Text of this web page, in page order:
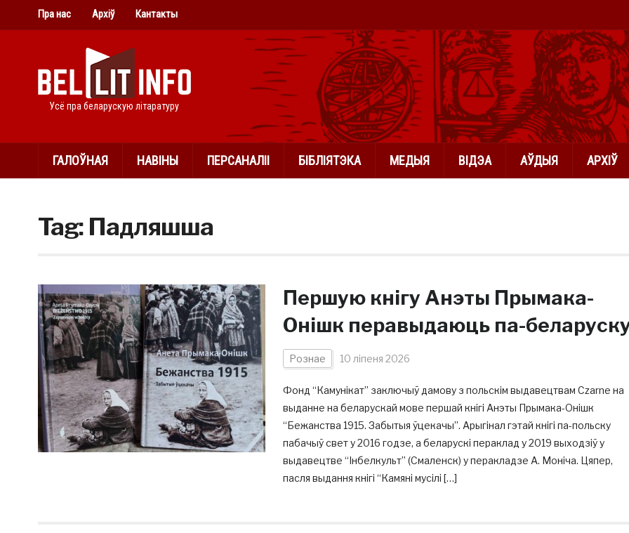
Пра нас Архіў Кантакты
Усё пра беларускую літаратуру
ГАЛОЎНАЯ НАВІНЫ ПЕРСАНАЛІІ БІБЛІЯТЭКА МЕДЫЯ ВІДЭА АЎДЫЯ АРХІЎ
Tag: Падляшша
Першую кнігу Анэты Прымака-
Онішк перавыдаюць па-
Рознае 10 ліпеня 2026
Фонд “Камунікат” заключыў дамову з польскім выдавецтвам Czarne на
выданне на беларускай мове першай кнігі Анэты Прымака-Онішк
“Бежанства 1915. Забытыя ўцекачы”. Арыгінал гэтай кнігі па-польску
пабачыў свет у 2016 годзе, а беларускі пераклад у 2019 выходзіў у
выдавецтве “Інбелкульт” (Смаленск) у перакладзе А. Моніча. Цяпер,
пасля выдання кнігі “Камяні мусілі […]